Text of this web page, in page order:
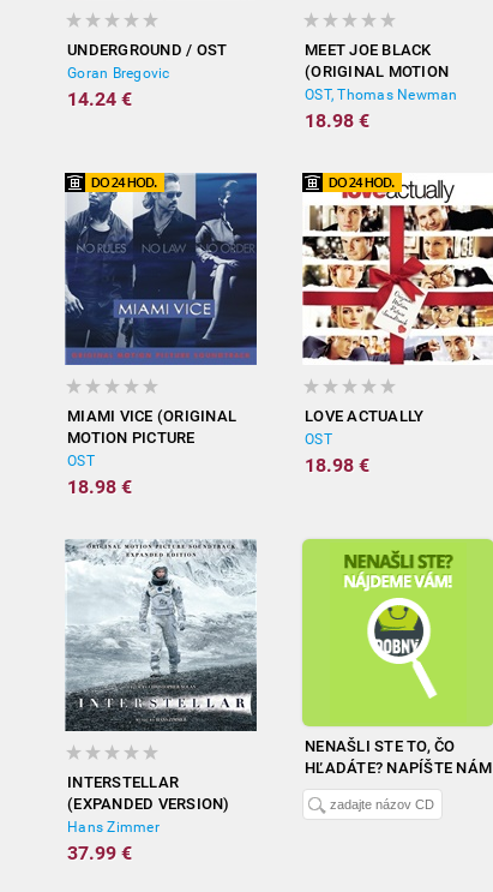
UNDERGROUND / OST
Goran Bregovic
14.24 €
MEET JOE BLACK
(ORIGINAL MOTION
PICTURE SOUNDTRACK)
OST, Thomas Newman
18.98 €
MIAMI VICE (ORIGINAL
MOTION PICTURE
SOUNDTRACK)
OST
18.98 €
LOVE ACTUALLY
OST
18.98 €
INTERSTELLAR
(EXPANDED VERSION)
Hans Zimmer
37.99 €
NENAŠLI STE TO, ČO
HĽADÁTE? NAPÍŠTE NÁM